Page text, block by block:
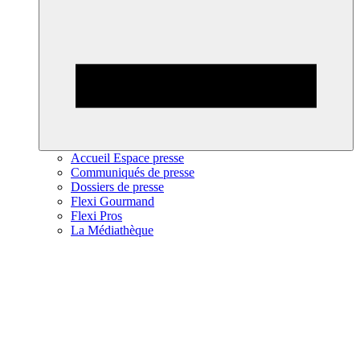
Accueil Espace presse
Communiqués de presse
Dossiers de presse
Flexi Gourmand
Flexi Pros
La Médiathèque